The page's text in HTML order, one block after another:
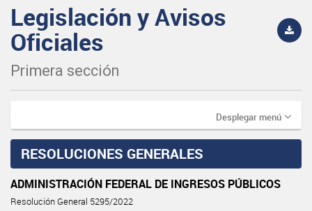
Legislación y Avisos
Oficiales
Primera sección
Desplegar menú
RESOLUCIONES GENERALES
ADMINISTRACIÓN FEDERAL DE INGRESOS PÚBLICOS
Resolución General 5295/2022